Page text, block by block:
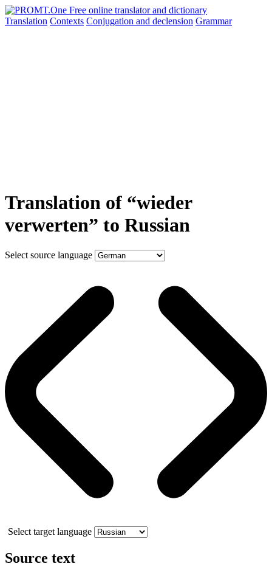
Translation Contexts Conjugation and declension Grammar
Translation of “wieder
verwerten” to Russian
Select source language
Select target language
Source text